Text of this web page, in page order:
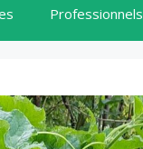
Professionnels